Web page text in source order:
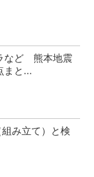
など 熊本地震
まと...
み立て）と検